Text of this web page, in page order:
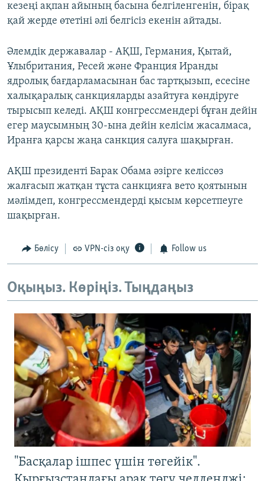
кезеңі ақпан айының басына белгіленгенін, бірақ
қай жерде өтетіні әлі белгісіз екенін айтады.
Әлемдік державалар - АҚШ, Германия, Қытай,
Ұлыбритания, Ресей және Франция Иранды
ядролық бағдарламасынан бас тартқызып, есесіне
халықаралық санкцияларды азайтуға көндіруге
тырысып келеді. АҚШ конгрессмендері бұған дейін
егер маусымның 30-ына дейін келісім жасалмаса,
Иранға қарсы жаңа санкция салуға шақырған.
АҚШ президенті Барак Обама әзірге келіссөз
жалғасып жатқан тұста санкцияға вето қоятынын
мәлімдеп, конгрессмендерді қысым көрсетпеуге
шақырған.
Бөлісу VPN-сіз оқу Follow us
Оқыңыз. Көріңіз. Тыңдаңыз
"Басқалар ішпес үшін төгейік".